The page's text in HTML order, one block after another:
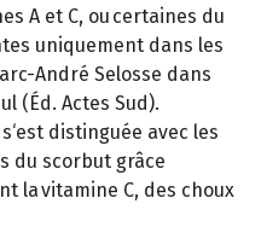
A et C, ou certaines du
uniquement dans les
André Selosse dans
(Éd. Actes Sud).
distinguée avec les
du scorbut grâce
la vitamine C, des choux